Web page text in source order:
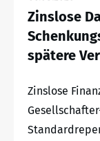
Zinslose
spätere
Zinslose